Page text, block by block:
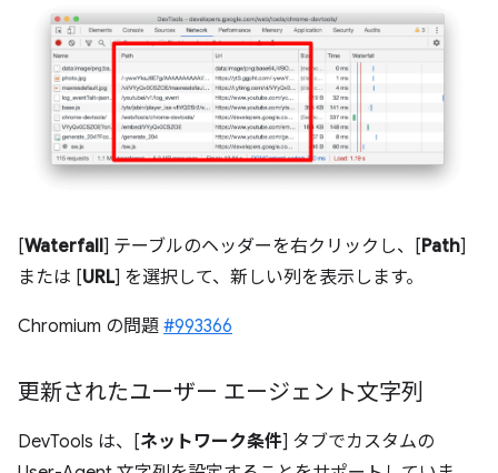
[Waterfall] テーブルのヘッダーを右クリックし、[Path]
または [URL] を選択して、新しい列を表示します。
Chromium の問題 #993366
更新されたユーザー エージェント文字列
DevTools は、[ネットワーク条件] タブでカスタムの